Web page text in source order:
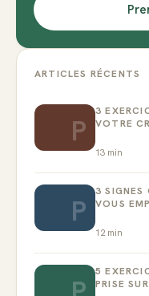
ARTICLES RÉCENTS
P
3
VOTRE
13 min
P
3 SIGNES
VOUS
12 min
5
PRISE